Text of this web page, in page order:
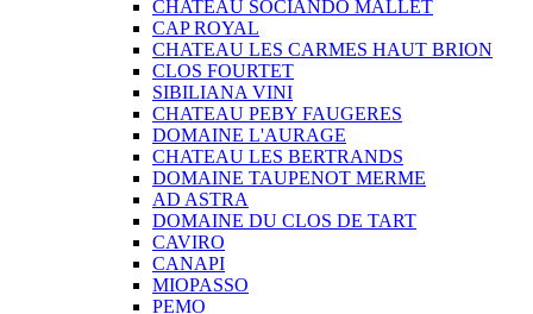
CHATEAU SOCIANDO MALLET
CAP ROYAL
CHATEAU LES CARMES HAUT BRION
CLOS FOURTET
SIBILIANA VINI
CHATEAU PEBY FAUGERES
DOMAINE L'AURAGE
CHATEAU LES BERTRANDS
DOMAINE TAUPENOT MERME
AD ASTRA
DOMAINE DU CLOS DE TART
CAVIRO
CANAPI
MIOPASSO
PEMO